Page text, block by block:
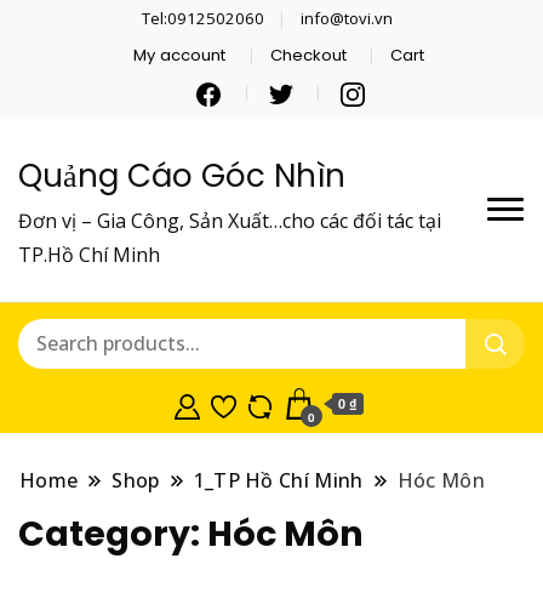
Tel:0912502060 info@tovi.vn
My account Checkout Cart
Quảng Cáo Góc Nhìn
Đơn vị – Gia Công, Sản Xuất…cho các đối tác tại
TP.Hồ Chí Minh
0
0 ₫
Home Shop 1_TP Hồ Chí Minh Hóc Môn
Category: Hóc Môn